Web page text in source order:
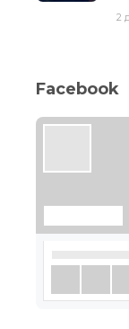
2
Facebook